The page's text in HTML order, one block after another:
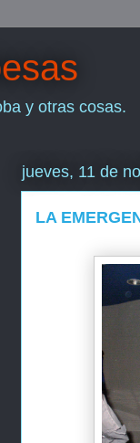
y otras cosas.
jueves, 11 de
LA